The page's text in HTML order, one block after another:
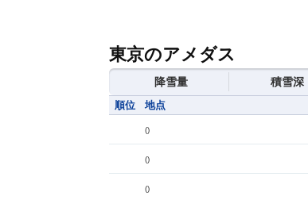
東京のアメダス
降雪量 積雪深
順位 地点
()
()
()